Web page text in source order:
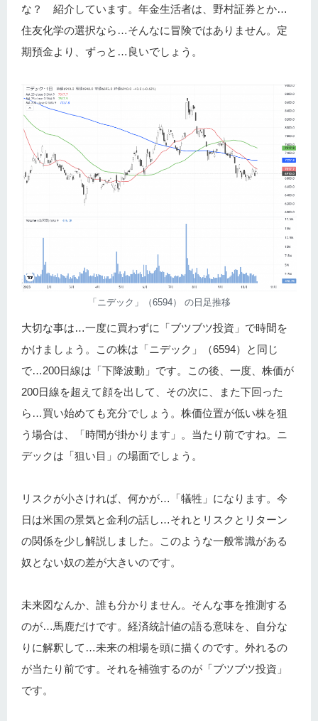
な？ 紹介しています。年金生活者は、野村証券とか…
住友化学の選択なら…そんなに冒険ではありません。定
期預金より、ずっと…良いでしょう。
「ニデック」（6594） の日足推移
大切な事は…一度に買わずに「ブツブツ投資」で時間を
かけましょう。この株は「ニデック」（6594）と同じ
で…200日線は「下降波動」です。この後、一度、株価が
200日線を超えて顔を出して、その次に、また下回った
ら…買い始めても充分でしょう。株価位置が低い株を狙
う場合は、「時間が掛かります」。当たり前ですね。ニ
デックは「狙い目」の場面でしょう。
リスクが小さければ、何かが…「犠牲」になります。今
日は米国の景気と金利の話し…それとリスクとリターン
の関係を少し解説しました。このような一般常識がある
奴とない奴の差が大きいのです。
未来図なんか、誰も分かりません。そんな事を推測する
のが…馬鹿だけです。経済統計値の語る意味を、自分な
りに解釈して…未来の相場を頭に描くのです。外れるの
が当たり前です。それを補強するのが「ブツブツ投資」
です。